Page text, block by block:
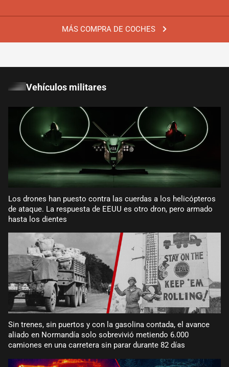
MÁS COMPRA DE COCHES
Vehículos militares
Los drones han puesto contra las cuerdas a los helicópteros
de ataque. La respuesta de EEUU es otro dron, pero armado
hasta los dientes
Sin trenes, sin puertos y con la gasolina contada, el avance
aliado en Normandía solo sobrevivió metiendo 6.000
camiones en una carretera sin parar durante 82 días